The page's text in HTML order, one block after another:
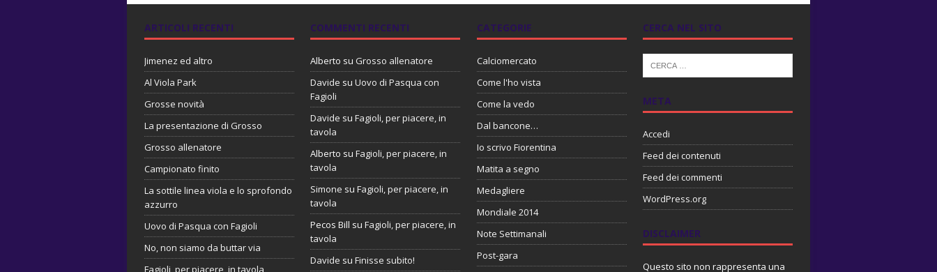
ARTICOLI RECENTI
Jimenez ed altro
Al Viola Park
Grosse novità
La presentazione di Grosso
Grosso allenatore
Campionato finito
La sottile linea viola e lo sprofondo
azzurro
Uovo di Pasqua con Fagioli
No, non siamo da buttar via
Fagioli, per piacere, in tavola
COMMENTI RECENTI
Alberto su Grosso allenatore
Davide suUovo di Pasqua con
Fagioli
Davide suFagioli, per piacere, in
tavola
Alberto suFagioli, per piacere, in
tavola
Simone suFagioli, per piacere, in
tavola
Pecos Bill suFagioli, per piacere, in
tavola
Davide suFinisse subito!
CATEGORIE
Calciomercato
Come l'ho vista
Come la vedo
Dal bancone…
Io scrivo Fiorentina
Matita a segno
Medagliere
Mondiale 2014
Note Settimanali
Post-gara
CERCA NEL SITO
META
Accedi
Feed dei contenuti
Feed dei commenti
WordPress.org
DISCLAIMER
Questo sito non rappresenta una